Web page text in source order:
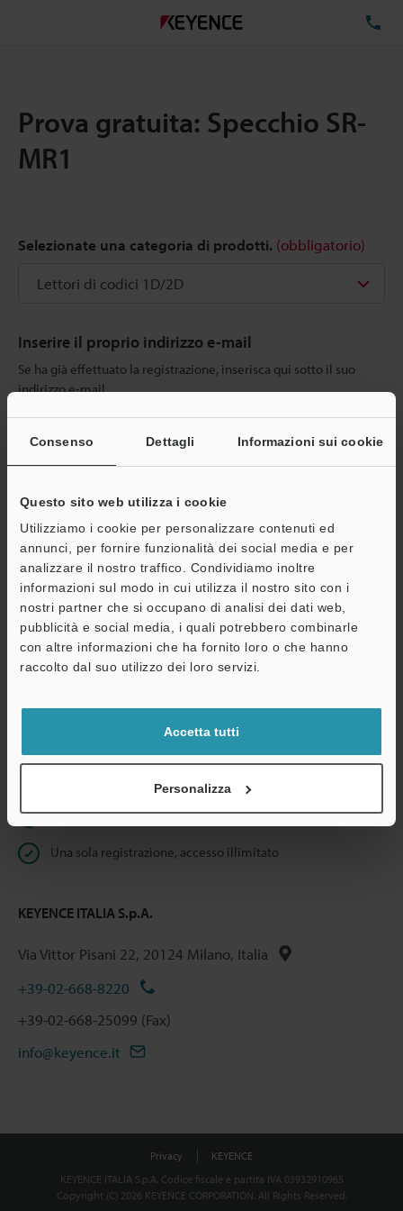
Consenso Dettagli Informazioni sui cookie
Questo sito web utilizza i cookie
Utilizziamo i cookie per personalizzare contenuti ed
annunci, per fornire funzionalità dei social media e per
analizzare il nostro traffico. Condividiamo inoltre
informazioni sul modo in cui utilizza il nostro sito con i
nostri partner che si occupano di analisi dei dati web,
pubblicità e social media, i quali potrebbero combinarle
con altre informazioni che ha fornito loro o che hanno
raccolto dal suo utilizzo dei loro servizi.
Accetta tutti
Personalizza
Prova gratuita: Specchio SR-
MR1
Selezionate una categoria di prodotti. (obbligatorio)
Inserire il proprio indirizzo e-mail
Se ha già effettuato la registrazione, inserisca qui sotto il suo
indirizzo e-mail.
Indirizzo e-mail(obbligatorio)
Continua
Privacy garantita al 100% - le informazioni personali non saranno
mai condivise.
Download istantaneo della documentazione
Quotazioni rapide
Una sola registrazione, accesso illimitato
KEYENCE ITALIA S.p.A.
Via Vittor Pisani 22, 20124 Milano, Italia
+39-02-668-8220
+39-02-668-25099 (Fax)
info@keyence.it
Privacy
KEYENCE
KEYENCE ITALIA S.p.A. Codice fiscale e partita IVA 03932910965
Copyright (C) 2026 KEYENCE CORPORATION. All Rights Reserved.